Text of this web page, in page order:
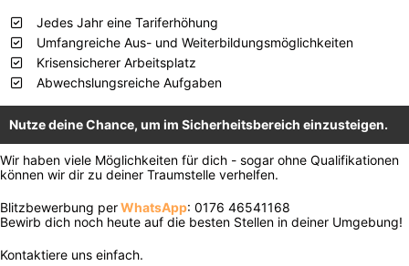
Jedes Jahr eine Tariferhöhung
Umfangreiche Aus- und Weiterbildungsmöglichkeiten
Krisensicherer Arbeitsplatz
Abwechslungsreiche Aufgaben
Nutze deine Chance, um im Sicherheitsbereich einzusteigen.
Wir haben viele Möglichkeiten für dich - sogar ohne Qualifikationen
können wir dir zu deiner Traumstelle verhelfen.
Blitzbewerbung perWhatsApp: 0176 46541168
Bewirb dich noch heute auf die besten Stellen in deiner Umgebung!
Kontaktiere uns einfach.